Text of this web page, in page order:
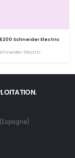
Schneider Electric
Electric